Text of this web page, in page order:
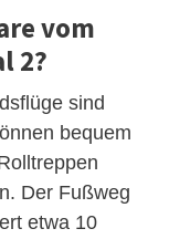
vom
2?
sind
bequem
Der Fußweg
etwa 10